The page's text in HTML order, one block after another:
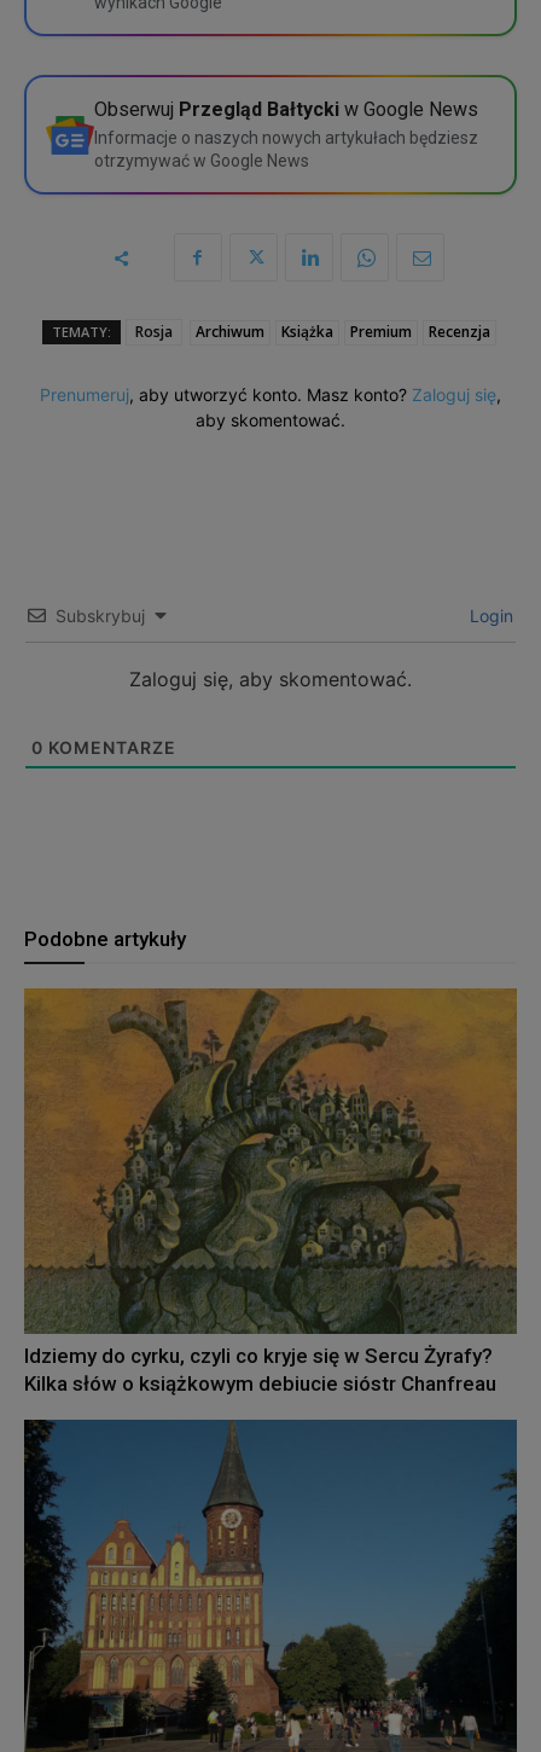
Szczegółowe porównanie
Obserwuj Przegląd Bałtycki w Google News
Informacje o naszych nowych artykułach będziesz
otrzymywać w Google News
TEMATY: Rosja Archiwum Książka Premium Recenzja
Prenumeruj, aby utworzyć konto. Masz konto? Zaloguj się,
aby skomentować.
Subskrybuj Login
Zaloguj się, aby skomentować.
0 KOMENTARZE
Podobne artykuły
Idziemy do cyrku, czyli co kryje się w Sercu Żyrafy?
Kilka słów o książkowym debiucie sióstr Chanfreau